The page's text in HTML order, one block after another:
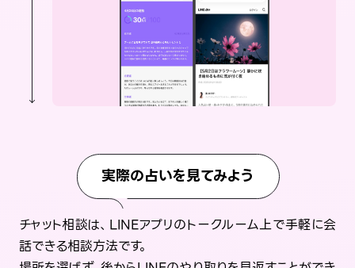
実際の占いを見てみよう
チャット相談は、LINEアプリのトークルーム上で手軽に会
話できる相談方法です。